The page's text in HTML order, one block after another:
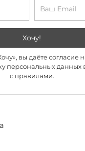
Хочу!
вы даёте согласие
персональных данных
с правилами.